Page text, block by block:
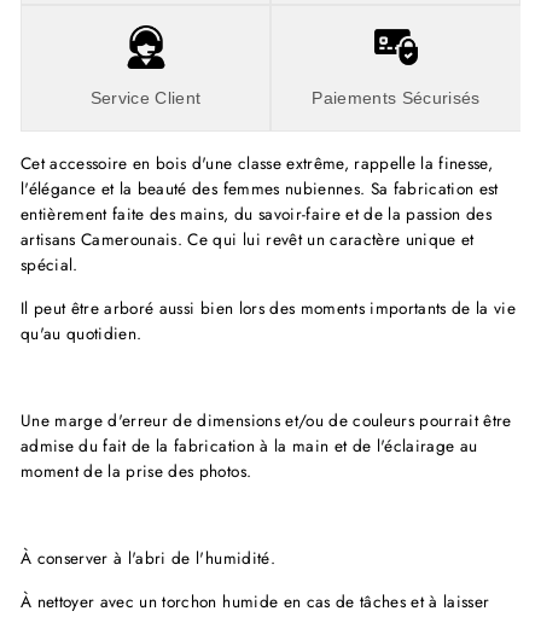
Service Client Paiements Sécurisés
Cet accessoire en bois d'une classe extrême, rappelle la finesse,
l'élégance et la beauté des femmes nubiennes. Sa fabrication est
entièrement faite des mains, du savoir-faire et de la passion des
artisans Camerounais. Ce qui lui revêt un caractère unique et
spécial.
Il peut être arboré aussi bien lors des moments importants de la vie
qu'au quotidien.
Une marge d'erreur de dimensions et/ou de couleurs pourrait être
admise du fait de la fabrication à la main et de l'éclairage au
moment de la prise des photos.
À conserver à l'abri de l'humidité.
À nettoyer avec un torchon humide en cas de tâches et à laisser